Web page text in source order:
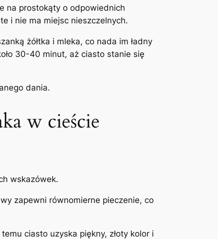
na prostokąty o odpowiednich
i nie ma miejsc nieszczelnych.
żółtka i mleka, co nada im ładny
30-40 minut, aż ciasto stanie się
dania.
w cieście
wskazówek.
zapewni równomierne pieczenie, co
ciasto uzyska piękny, złoty kolor i